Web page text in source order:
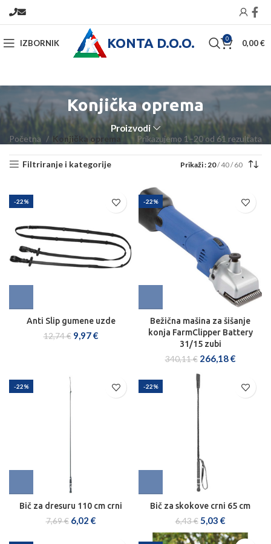
IZBORNIK KONTA D.O.O. 0 0,00€
Konjička oprema
Proizvodi
Početna Konjička oprema Prikazujemo 1–20 od 61 rezultata
Filtriranje i kategorije Prikaži 20 40 60
-22%
Anti Slip gumene uzde
12,74€ 9,97€
-22%
Bežična mašina za šišanje
konja FarmClipper Battery
31/15 zubi
340,11€ 266,18€
-22%
Bič za dresuru 110 cm crni
7,69€ 6,02 €
-22%
Bič za skokove crni 65 cm
6,43€ 5,03 €